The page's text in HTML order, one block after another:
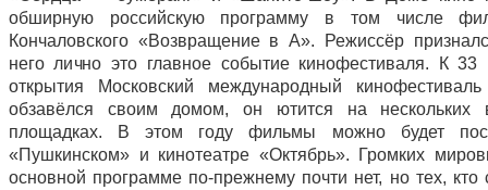
обширную российскую программу в том числе
Кончаловского «Возвращение в А». Режиссёр
него лично это главное событие кинофестиваля. К 33
открытия Московский международный
обзавёлся своим домом, он ютится на нескольких
площадках. В этом году фильмы можно будет
«Пушкинском» и кинотеатре «Октябрь». Громких
основной программе по-прежнему почти нет, но тех, кто